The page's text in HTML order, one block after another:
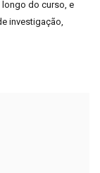
do curso, e
investigação,